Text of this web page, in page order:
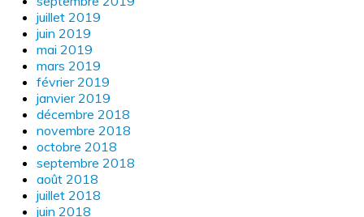
juillet 2019
juin 2019
mai 2019
mars 2019
février 2019
janvier 2019
décembre 2018
novembre 2018
octobre 2018
septembre 2018
août 2018
juillet 2018
juin 2018